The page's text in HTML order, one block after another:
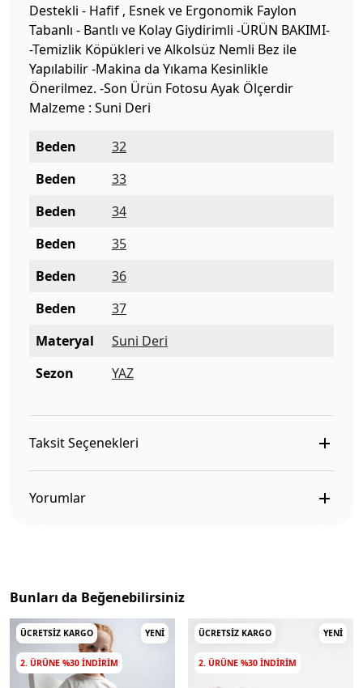
Destekli - Hafif , Esnek ve Ergonomik Faylon
Tabanlı - Bantlı ve Kolay Giydirimli -ÜRÜN BAKIMI-
-Temizlik Köpükleri ve Alkolsüz Nemli Bez ile
Yapılabilir -Makina da Yıkama Kesinlikle
Önerilmez. -Son Ürün Fotosu Ayak Ölçerdir
Malzeme : Suni Deri
Beden
32
Beden
33
Beden
34
Beden
35
Beden
36
Beden
37
Materyal
Suni Deri
Sezon
YAZ
Taksit Seçenekleri
Yorumlar
Bunları da Beğenebilirsiniz
ÜCRETSIZ KARGO YENI
2. ÜRÜNE %30 INDIRIM
ÜCRETSIZ KARGO YENI
2. ÜRÜNE %30 INDIRIM